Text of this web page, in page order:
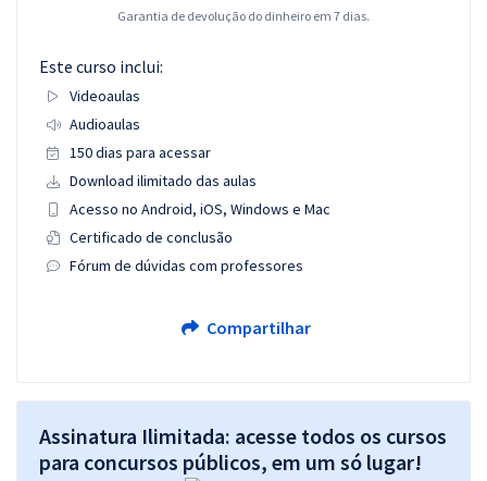
Garantia de devolução do dinheiro em 7 dias.
Este curso inclui:
Videoaulas
Audioaulas
150 dias para acessar
Download ilimitado das aulas
Acesso no Android, iOS, Windows e Mac
Certificado de conclusão
Fórum de dúvidas com professores
Compartilhar
Assinatura Ilimitada: acesse todos os cursos
para concursos públicos, em um só lugar!